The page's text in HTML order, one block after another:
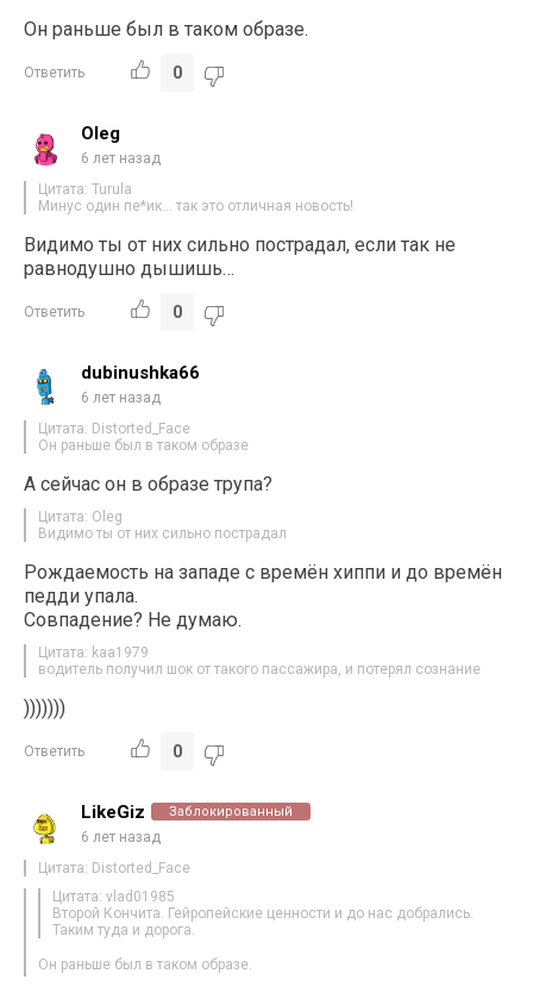
Он раньше был в таком образе.
Ответить 0
Oleg
6 лет назад
Цитата: Turula
Минус один пе*ик… так это отличная новость!
Видимо ты от них сильно пострадал, если так не
равнодушно дышишь…
Ответить 0
dubinushka66
6 лет назад
Цитата: Distorted_Face
Он раньше был в таком образе
А сейчас он в образе трупа?
Цитата: Oleg
Видимо ты от них сильно пострадал
Рождаемость на западе с времён хиппи и до времён
педди упала.
Совпадение? Не думаю.
Цитата: kaa1979
водитель получил шок от такого пассажира, и потерял сознание
)))))))
Ответить 0
LikeGiz Заблокированный
6 лет назад
Цитата: Distorted_Face
Цитата: vlad01985
Второй Кончита. Гейропейские ценности и до нас добрались.
Таким туда и дорога.
Он раньше был в таком образе.